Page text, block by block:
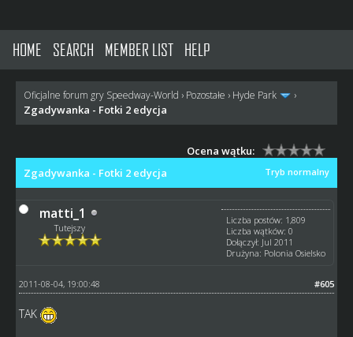
HOME SEARCH MEMBER LIST HELP
Oficjalne forum gry Speedway-World › Pozostałe › Hyde Park ›
Zgadywanka - Fotki 2 edycja
Ocena wątku:
Tryb normalny
Zgadywanka - Fotki 2 edycja
matti_1
Tutejszy
Liczba postów: 1,809
Liczba wątków: 0
Dołączył: Jul 2011
Drużyna: Polonia Osielsko
#605
2011-08-04, 19:00:48
TAK